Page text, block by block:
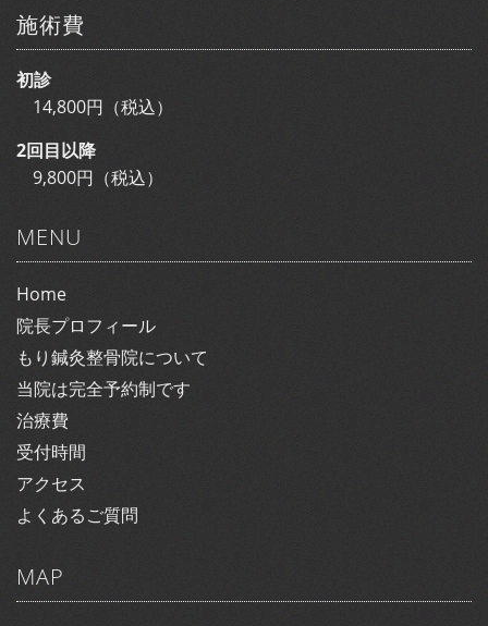
施術費
初診
14,800円（税込）
2回目以降
9,800円（税込）
MENU
Home
院長プロフィール
もり鍼灸整骨院について
当院は完全予約制です
治療費
受付時間
アクセス
よくあるご質問
MAP